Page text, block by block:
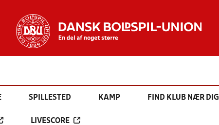
SPILLESTED KAMP FIND KLUB NÆR DIG
LIVESCORE